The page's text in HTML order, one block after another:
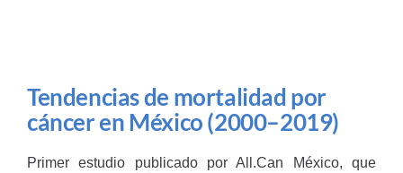
Tendencias de mortalidad por
cáncer en México (2000–2019)
Primer estudio publicado por All.Can México, que